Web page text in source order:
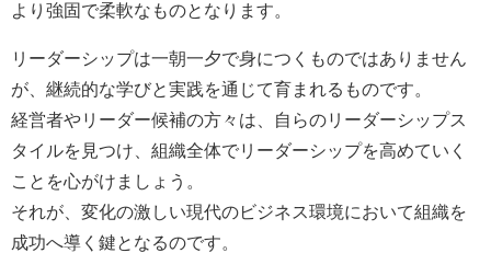
より強固で柔軟なものとなります。
リーダーシップは一朝一夕で身につくものではありません
が、継続的な学びと実践を通じて育まれるものです。
経営者やリーダー候補の方々は、自らのリーダーシップス
タイルを見つけ、組織全体でリーダーシップを高めていく
ことを心がけましょう。
それが、変化の激しい現代のビジネス環境において組織を
成功へ導く鍵となるのです。